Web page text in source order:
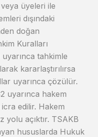
üyeleri ile
dışındaki
doğan
Kuralları
tahkimle
kararlaştırılırsa
uyarınca çözülür.
uyarınca hakem
edilir. Hakem
yolu açıktır. TSAKB
hususlarda Hukuk